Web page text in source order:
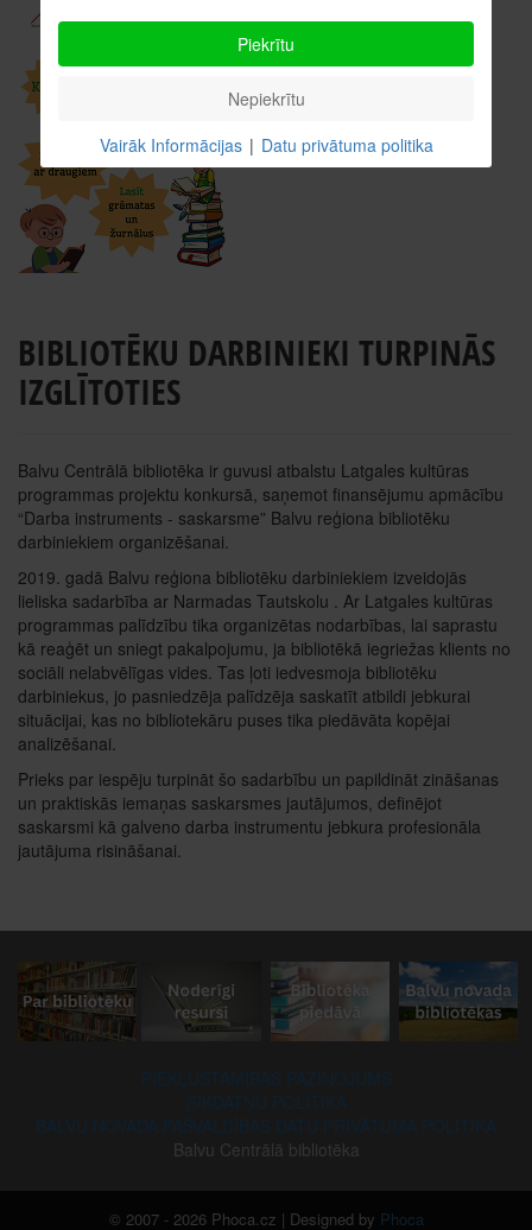
BIBLIOTĒKU DARBINIEKI TURPINĀS
IZGLĪTOTIES
Balvu Centrālā bibliotēka ir guvusi atbalstu Latgales kultūras
programmas projektu konkursā, saņemot finansējumu apmācību
“Darba instruments - saskarsme” Balvu reģiona bibliotēku
darbiniekiem organizēšanai.
2019. gadā Balvu reģiona bibliotēku darbiniekiem izveidojās
lieliska sadarbība ar Narmadas Tautskolu . Ar Latgales kultūras
programmas palīdzību tika organizētas nodarbības, lai saprastu
kā reaģēt un sniegt pakalpojumu, ja bibliotēkā iegriežas klients no
sociāli nelabvēlīgas vides. Tas ļoti iedvesmoja bibliotēku
darbiniekus, jo pasniedzēja palīdzēja saskatīt atbildi jebkurai
situācijai, kas no bibliotekāru puses tika piedāvāta kopējai
analizēšanai.
Prieks par iespēju turpināt šo sadarbību un papildināt zināšanas
un praktiskās iemaņas saskarsmes jautājumos, definējot
saskarsmi kā galveno darba instrumentu jebkura profesionāla
jautājuma risināšanai.
Balvu Centrālā bibliotēka
© 2007 - 2026 Phoca.cz | Designed by Phoca
Piekrītu
Nepiekrītu
Vairāk Informācijas | Datu privātuma politika